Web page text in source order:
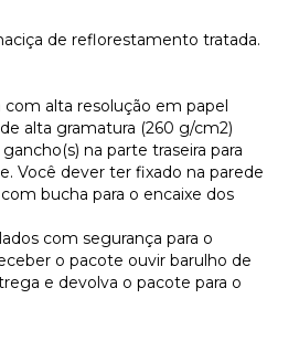
de reflorestamento tratada.
alta resolução em papel
alta gramatura (260 g/cm2)
na parte traseira para
Você dever ter fixado na parede
bucha para o encaixe dos
com segurança para o
o pacote ouvir barulho de
e devolva o pacote para o